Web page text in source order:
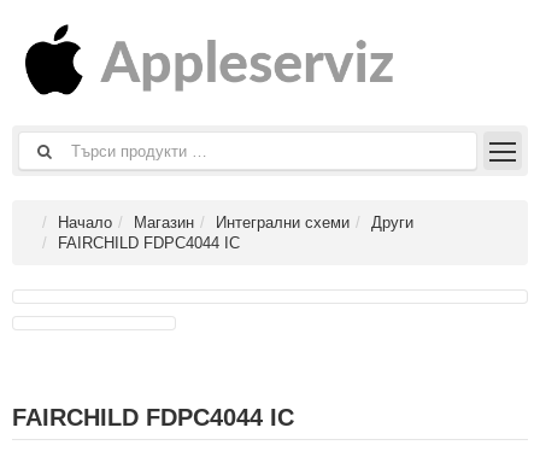
Начало Магазин Интегрални схеми
Други
FAIRCHILD FDPC4044 IC
FAIRCHILD FDPC4044 IC